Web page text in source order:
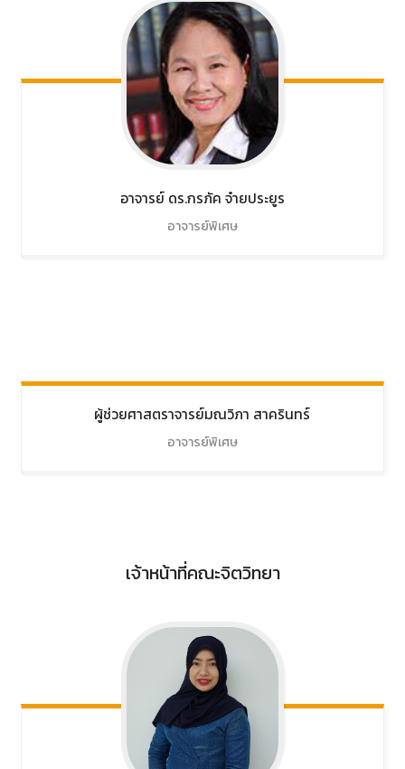
อาจารย์ ดร.กรภัค จ๋ายประยูร
อาจารย์พิเศษ
ผู้ช่วยศาสตราจารย์มณวิภา สาครินทร์
อาจารย์พิเศษ
เจ้าหน้าที่คณะจิตวิทยา